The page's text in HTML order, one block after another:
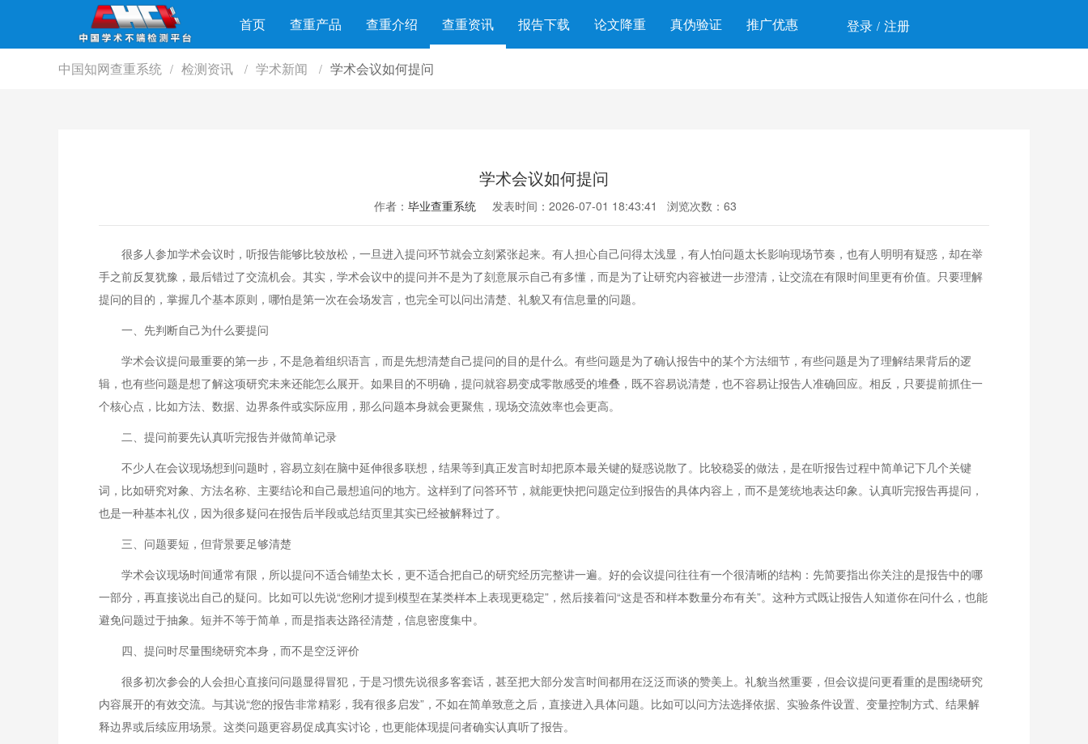
首页 查重产品 查重介绍 查重资讯 报告下载 论文降重 真伪验证 推广优惠 登录 / 注册
中国知网查重系统 / 检测资讯 / 学术新闻 / 学术会议如何提问
学术会议如何提问
作者： 毕业查重系统 发表时间：2026-07-01 18:43:41 浏览次数：63
很多人参加学术会议时，听报告能够比较放松，一旦进入提问环节就会立刻紧张起来。有人担心自己问得太浅显，有人怕问题太长影响现场节奏，也有人明明有疑惑，却在举
手之前反复犹豫，最后错过了交流机会。其实，学术会议中的提问并不是为了刻意展示自己有多懂，而是为了让研究内容被进一步澄清，让交流在有限时间里更有价值。只要理解
提问的目的，掌握几个基本原则，哪怕是第一次在会场发言，也完全可以问出清楚、礼貌又有信息量的问题。
一、先判断自己为什么要提问
学术会议提问最重要的第一步，不是急着组织语言，而是先想清楚自己提问的目的是什么。有些问题是为了确认报告中的某个方法细节，有些问题是为了理解结果背后的逻
辑，也有些问题是想了解这项研究未来还能怎么展开。如果目的不明确，提问就容易变成零散感受的堆叠，既不容易说清楚，也不容易让报告人准确回应。相反，只要提前抓住一
个核心点，比如方法、数据、边界条件或实际应用，那么问题本身就会更聚焦，现场交流效率也会更高。
二、提问前要先认真听完报告并做简单记录
不少人在会议现场想到问题时，容易立刻在脑中延伸很多联想，结果等到真正发言时却把原本最关键的疑惑说散了。比较稳妥的做法，是在听报告过程中简单记下几个关键
词，比如研究对象、方法名称、主要结论和自己最想追问的地方。这样到了问答环节，就能更快把问题定位到报告的具体内容上，而不是笼统地表达印象。认真听完报告再提问，
也是一种基本礼仪，因为很多疑问在报告后半段或总结页里其实已经被解释过了。
三、问题要短，但背景要足够清楚
学术会议现场时间通常有限，所以提问不适合铺垫太长，更不适合把自己的研究经历完整讲一遍。好的会议提问往往有一个很清晰的结构：先简要指出你关注的是报告中的哪
一部分，再直接说出自己的疑问。比如可以先说“您刚才提到模型在某类样本上表现更稳定”，然后接着问“这是否和样本数量分布有关”。这种方式既让报告人知道你在问什么，也能
避免问题过于抽象。短并不等于简单，而是指表达路径清楚，信息密度集中。
四、提问时尽量围绕研究本身，而不是空泛评价
很多初次参会的人会担心直接问问题显得冒犯，于是习惯先说很多客套话，甚至把大部分发言时间都用在泛泛而谈的赞美上。礼貌当然重要，但会议提问更看重的是围绕研究
内容展开的有效交流。与其说“您的报告非常精彩，我有很多启发”，不如在简单致意之后，直接进入具体问题。比如可以问方法选择依据、实验条件设置、变量控制方式、结果解
释边界或后续应用场景。这类问题更容易促成真实讨论，也更能体现提问者确实认真听了报告。